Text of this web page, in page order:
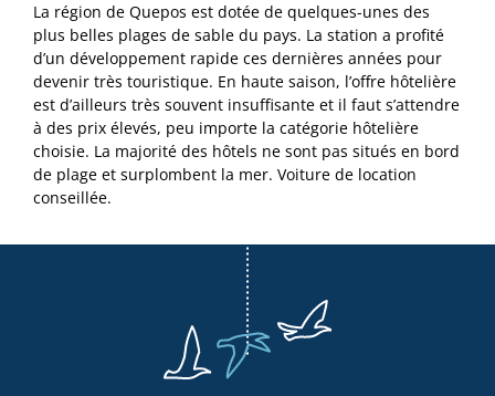
La région de Quepos est dotée de quelques-unes des
plus belles plages de sable du pays. La station a profité
d’un développement rapide ces dernières années pour
devenir très touristique. En haute saison, l’offre hôtelière
est d’ailleurs très souvent insuffisante et il faut s’attendre
à des prix élevés, peu importe la catégorie hôtelière
choisie. La majorité des hôtels ne sont pas situés en bord
de plage et surplombent la mer. Voiture de location
conseillée.